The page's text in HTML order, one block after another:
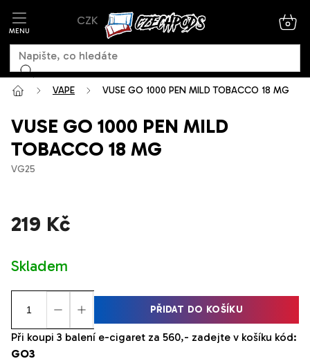
CZK
VAPE VUSE GO 1000 PEN MILD TOBACCO 18 MG
VUSE GO 1000 PEN MILD
TOBACCO 18 MG
VG25
219 Kč
cena:
Skladem
PŘIDAT DO KOŠÍKU
Při koupi 3 balení e-cigaret za 560,- zadejte v košíku kód:
GO3